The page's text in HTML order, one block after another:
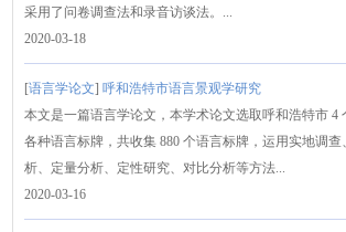
采用了问卷调查法和录音访谈法。...
2020-03-18
[语言学论文]呼和浩特市语言景观学研究
本文是一篇语言学论文，本学术论文选取呼和浩特市 4
各种语言标牌，共收集 880 个语言标牌，运用实地调
析、定量分析、定性研究、对比分析等方法...
2020-03-16